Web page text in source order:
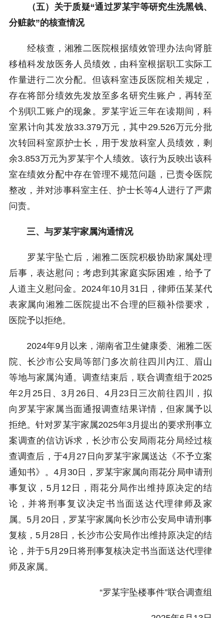
（五）关于质疑“通过罗某宇等研究生洗黑钱、
分赃款”的核查情况
经核查，湘雅二医院根据绩效管理办法向肾脏
移植科发放医务人员绩效，由科室根据职工实际工
作量进行二次分配。但该科室违反医院相关规定，
存在将部分绩效先发放至多名研究生账户，再转至
个别职工账户的现象。罗某宇近三年在读期间，科
室累计向其发放33.379万元，其中29.526万元分批
次转回科室原护士长，用于发放科室人员绩效，剩
余3.853万元为罗某宇个人绩效。该行为反映出该科
室在绩效分配中存在管理不规范问题，已责令医院
整改，并对涉事科室主任、护士长等4人进行了严肃
问责。
三、与罗某宇家属沟通情况
罗某宇坠亡后，湘雅二医院积极协助家属处理
后事，表达慰问；考虑到其家庭实际困难，给予了
人道主义慰问金。2024年10月31日，律师伍某某代
表家属向湘雅二医院提出不合理的巨额补偿要求，
医院予以拒绝。
2024年9月以来，湖南省卫生健康委、湘雅二医
院、长沙市公安局等部门多次前往四川内江、眉山
等地与家属沟通。调查结束后，联合调查组于2025
年2月25日、3月26日、4月23日三次前往四川，拟
向罗某宇家属当面通报调查结果详情，但家属予以
拒绝。针对罗某宇家属2025年3月提出的要求刑事立
案调查的信访诉求，长沙市公安局雨花分局经过核
查调查后，于4月27日向罗某宇家属送达《不予立案
通知书》。4月30日，罗某宇家属向雨花分局申请刑
事复议，5月12日，雨花分局作出维持原决定的结
论，并将刑事复议决定书当面送达代理律师及家
属。5月20日，罗某宇家属向长沙市公安局申请刑事
复核，5月28日，长沙市公安局作出维持原决定的结
论，并于5月29日将刑事复核决定书当面送达代理律
师及家属。
“罗某宇坠楼事件”联合调查组